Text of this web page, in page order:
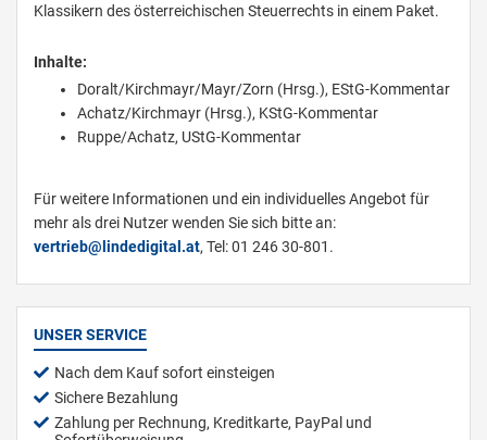
Klassikern des österreichischen Steuerrechts in einem Paket.
Inhalte:
Doralt/Kirchmayr/Mayr/Zorn (Hrsg.), EStG-Kommentar
Achatz/Kirchmayr (Hrsg.), KStG-Kommentar
Ruppe/Achatz, UStG-Kommentar
Für weitere Informationen und ein individuelles Angebot für
mehr als drei Nutzer wenden Sie sich bitte an:
vertrieb@lindedigital.at, Tel: 01 246 30-801.
UNSER SERVICE
Nach dem Kauf sofort einsteigen
Sichere Bezahlung
Zahlung per Rechnung, Kreditkarte, PayPal und